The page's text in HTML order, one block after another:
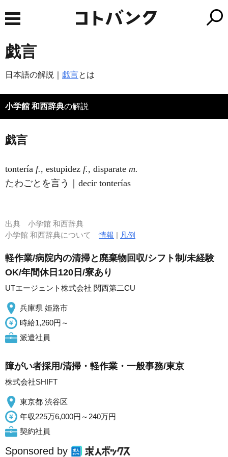
戯言
日本語の解説｜ 戯言とは
小学館 和西辞典の解説
戯言
tontería f., estupidez f., disparate m.
たわごとを言う｜decir tonterías
出典 小学館 和西辞典
小学館 和西辞典について情報 | 凡例
軽作業/病院内の清掃と廃棄物回収/シフト制/未経験
OK/年間休日120日/寮あり
UTエージェント株式会社 関西第二CU
兵庫県 姫路市
時給1,260円～
派遣社員
障がい者採用/清掃・軽作業・一般事務/東京
株式会社SHIFT
東京都 渋谷区
年収225万6,000円～240万円
契約社員
Sponsored by